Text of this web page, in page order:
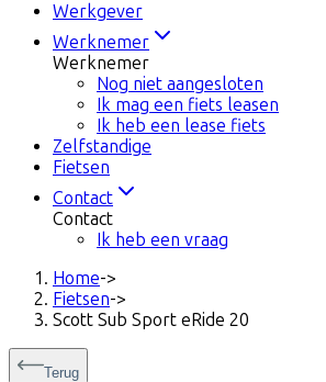
Werkgever
Werknemer
Werknemer
Nog niet aangesloten
Ik mag een fiets leasen
Ik heb een lease fiets
Zelfstandige
Fietsen
Contact
Contact
Ik heb een vraag
Home->
Fietsen->
Scott Sub Sport eRide 20
Terug